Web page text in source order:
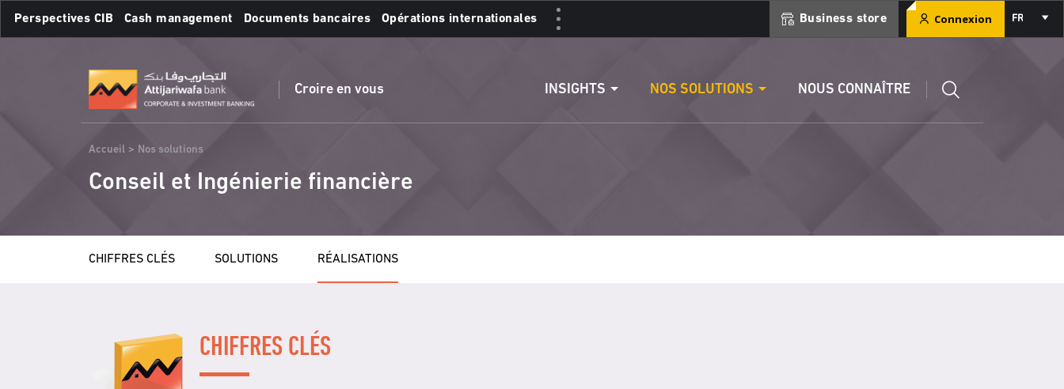
contenu
Perspectives CIB Cash management Documents bancaires Opérations internationales Business store Connexion
Select
FR
Croire en vous INSIGHTS NOS SOLUTIONS NOUS CONNAÎTRE
Fil
d'Ariane
Accueil Nos solutions
Conseil et Ingénierie financière
CHIFFRES CLÉS SOLUTIONS RÉALISATIONS
CHIFFRES CLÉS